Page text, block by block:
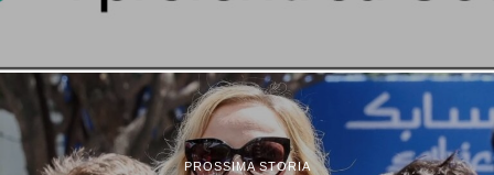
PROSSIMA STORIA